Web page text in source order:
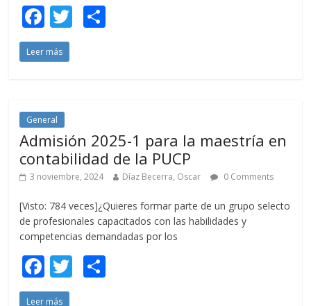
F
ac
e
o
o
k
T
r
Leer más
General
Admisión 2025-1 para la maestría en
contabilidad de la PUCP
3 noviembre, 2024 Díaz Becerra, Oscar 0 Comments
[Visto: 784 veces]¿Quieres formar parte de un grupo selecto
de profesionales capacitados con las habilidades y
competencias demandadas por los
F
ac
T
Leer más